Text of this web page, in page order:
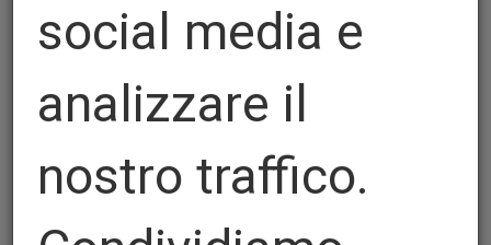
social media e
analizzare il
nostro traffico.